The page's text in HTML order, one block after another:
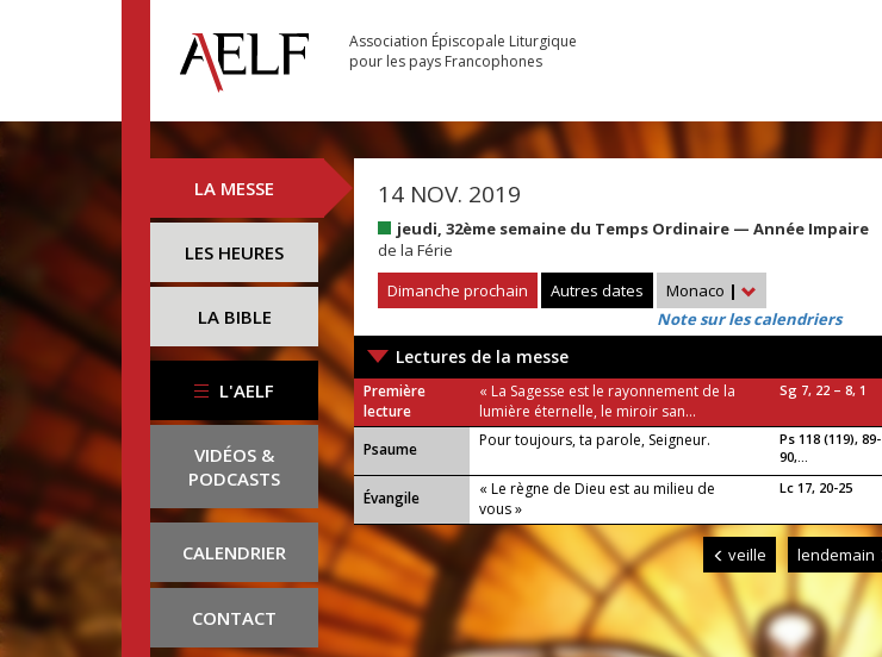
Association Épiscopale Liturgique
pour les pays Francophones
LA MESSE
LES HEURES
LA BIBLE
L'AELF
VIDÉOS &
PODCASTS
CALENDRIER
CONTACT
14 NOV. 2019
jeudi, 32ème semaine du Temps Ordinaire — Année Impaire
de la Férie
Dimanche prochain
Autres dates Monaco |
Note sur les calendriers
Lectures de la messe
Première
lecture
« La Sagesse est le rayonnement de la
lumière éternelle, le miroir san...
Sg 7, 22 – 8, 1
Psaume Pour toujours, ta parole, Seigneur.
Ps 118 (119), 89-
90,...
Évangile
« Le règne de Dieu est au milieu de
vous »
Lc 17, 20-25
veille lendemain